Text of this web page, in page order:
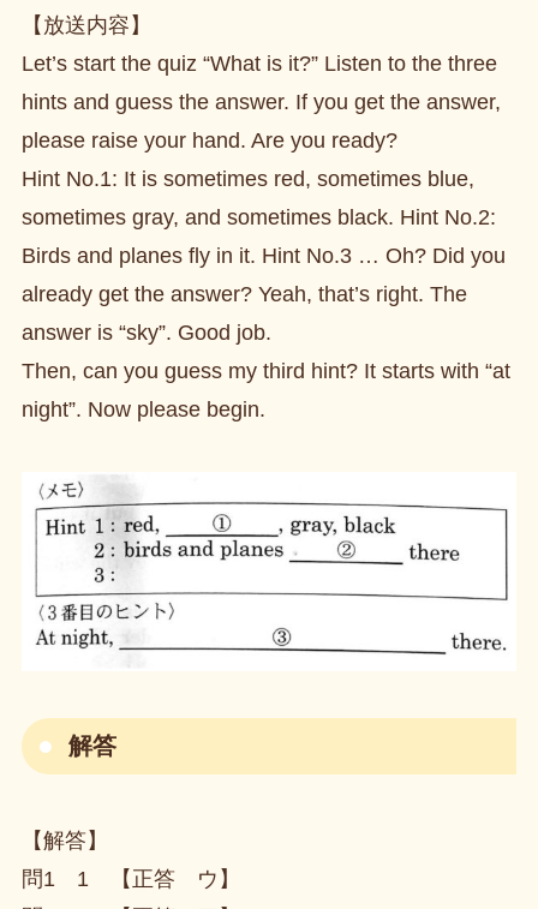
【放送内容】
Let’s start the quiz “What is it?” Listen to the three
hints and guess the answer. If you get the answer,
please raise your hand. Are you ready?
Hint No.1: It is sometimes red, sometimes blue,
sometimes gray, and sometimes black. Hint No.2:
Birds and planes fly in it. Hint No.3 … Oh? Did you
already get the answer? Yeah, that’s right. The
answer is “sky”. Good job.
Then, can you guess my third hint? It starts with “at
night”. Now please begin.
解答
【解答】
問1 1 【正答 ウ】